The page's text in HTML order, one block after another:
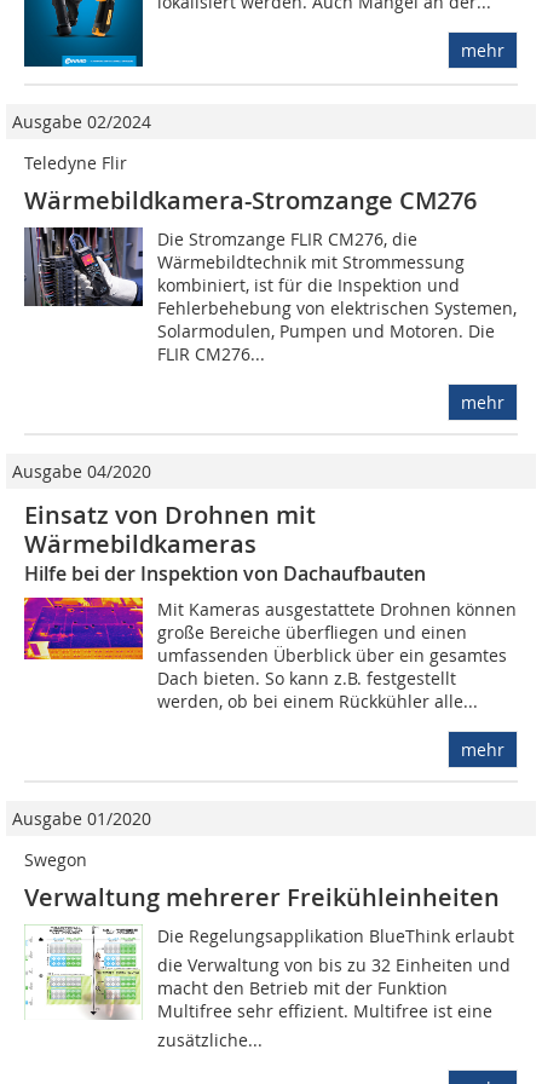
mehr
Ausgabe 02/2024
Teledyne Flir
Wärmebildkamera-Stromzange CM276
Die Stromzange FLIR CM276, die
Wärmebildtechnik mit Strommessung
kombiniert, ist für die Inspektion und
Fehlerbehebung von elektrischen Systemen,
Solarmodulen, Pumpen und Motoren. Die
FLIR CM276...
mehr
Ausgabe 04/2020
Einsatz von Drohnen mit
Wärmebildkameras
Hilfe bei der Inspektion von Dachaufbauten
Mit Kameras ausgestattete Drohnen können
große Bereiche überfliegen und einen
umfassenden Überblick über ein gesamtes
Dach bieten. So kann z.B. festgestellt
werden, ob bei einem Rückkühler alle...
mehr
Ausgabe 01/2020
Swegon
Verwaltung mehrerer Freikühleinheiten
Die Regelungsapplikation BlueThink erlaubt
die Verwaltung von bis zu 32 Einheiten und
macht den Betrieb mit der Funktion
Multifree sehr effizient. Multifree ist eine
zusätzliche...